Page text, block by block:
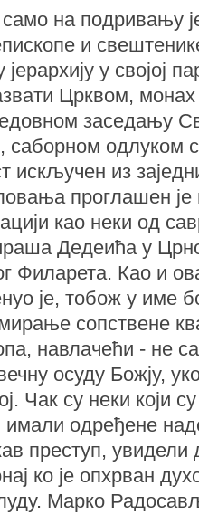
на подривању
и
у својој
Црквом, монах
заседању
саборном одлуком
искључен из
проглашен
као неки од
Дедеића у
Филарета. Као и
је, тобож у име
сопствене
навлачећи - не
осуду Божју,
Чак су неки који
одређене
преступ,
ко је опхрван
Марко